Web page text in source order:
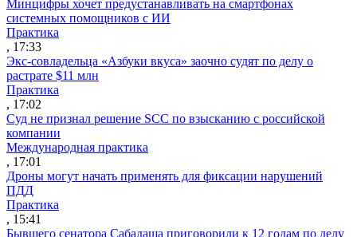
Минцифры хочет предустанавливать на смартфонах
системных помощников с ИИ
Практика
, 17:33
Экс-совладельца «Азбуки вкуса» заочно судят по делу о
растрате $11 млн
Практика
, 17:02
Суд не признал решение SCC по взысканию с российской
компании
Международная практика
, 17:01
Дроны могут начать применять для фиксации нарушений
ПДД
Практика
, 15:41
Бывшего сенатора Сабадаша приговорили к 12 годам по делу